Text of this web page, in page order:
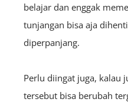
belajar dan enggak
tunjangan bisa aja
diperpanjang.
Perlu diingat juga, kalau
tersebut bisa berubah